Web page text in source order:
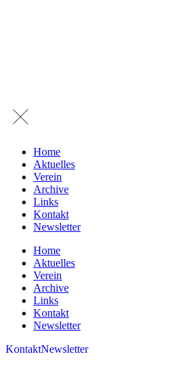
Home
Aktuelles
Verein
Archive
Links
Kontakt
Newsletter
Home
Aktuelles
Verein
Archive
Links
Kontakt
Newsletter
KontaktNewsletter